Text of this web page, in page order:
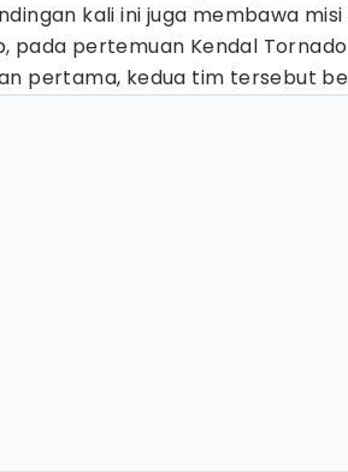
kali ini juga membawa
pada pertemuan Kendal
pertama, kedua tim tersebut